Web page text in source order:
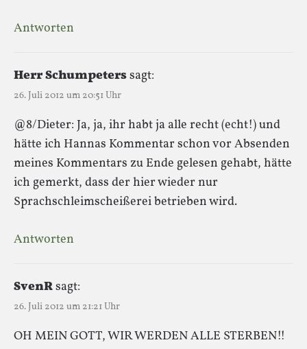
Antworten
Herr Schumpeterssagt:
26. Juli 2012 um 20:51 Uhr
@8/Dieter: Ja, ja, ihr habt ja alle recht (echt!) und
hätte ich Hannas Kommentar schon vor Absenden
meines Kommentars zu Ende gelesen gehabt, hätte
ich gemerkt, dass der hier wieder nur
Sprachschleimscheißerei betrieben wird.
Antworten
SvenRsagt:
26. Juli 2012 um 21:21 Uhr
OH MEIN GOTT, WIR WERDEN ALLE STERBEN!!